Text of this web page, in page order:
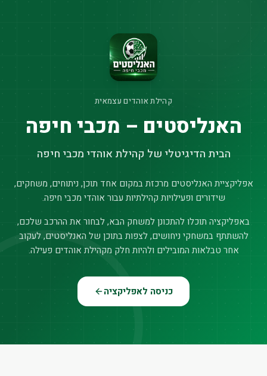
קהילת אוהדים עצמאית
האנליסטים – מכבי חיפה
הבית הדיגיטלי של קהילת אוהדי מכבי חיפה
אפליקציית האנליסטים מרכזת במקום אחד תוכן, ניתוחים, משחקים,
שידורים ופעילויות קהילתיות עבור אוהדי מכבי חיפה.
באפליקציה תוכלו להתכונן למשחק הבא, לבחור את ההרכב שלכם,
להשתתף במשחקי ניחושים, לצפות בתוכן של האנליסטים, לעקוב
אחר טבלאות המובילים ולהיות חלק מקהילת אוהדים פעילה.
כניסה לאפליקציה